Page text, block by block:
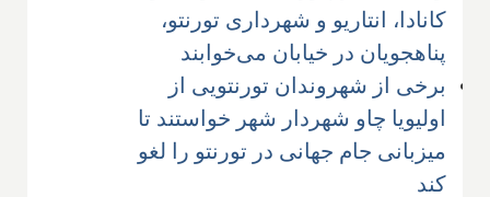
کانادا، انتاریو و شهرداری تورنتو،
پناهجویان در خیابان می‌خوابند
برخی از شهروندان تورنتویی از
اولیویا چاو شهردار شهر خواستند تا
میزبانی جام جهانی در تورنتو را لغو
کند